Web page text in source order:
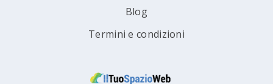
Blog
Termini e condizioni